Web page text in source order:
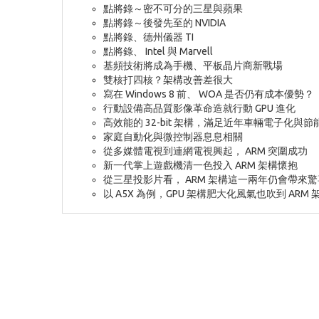
點將錄～密不可分的三星與蘋果
點將錄～後發先至的 NVIDIA
點將錄、德州儀器 TI
點將錄、 Intel 與 Marvell
基頻技術將成為手機、平板晶片商新戰場
雙核打四核？架構改善差很大
寫在 Windows 8 前、 WOA 是否仍有成本優勢？
行動設備高品質影像革命造就行動 GPU 進化
高效能的 32-bit 架構，滿足近年車輛電子化與節
家庭自動化與微控制器息息相關
從多媒體電視到連網電視興起， ARM 突圍成功
新一代掌上遊戲機清一色投入 ARM 架構懷抱
從三星投影片看， ARM 架構這一兩年仍會帶來
以 A5X 為例，GPU 架構肥大化風氣也吹到 ARM